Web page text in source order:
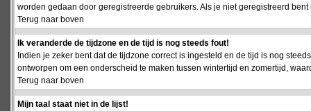
worden gedaan door geregistreerde gebruikers. Als je niet geregistreerd
Terug naar boven
Ik veranderde de tijdzone en de tijd is nog steeds fout!
Indien je zeker bent dat de tijdzone correct is ingesteld en de tijd is nog
ontworpen om een onderscheid te maken tussen wintertijd en zomertijd,
Terug naar boven
Mijn taal staat niet in de lijst!